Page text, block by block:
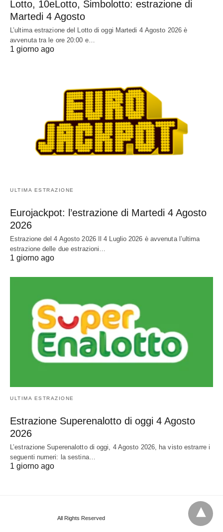
Lotto, 10eLotto, Simbolotto: estrazione di
Martedi 4 Agosto
L’ultima estrazione del Lotto di oggi Martedi 4 Agosto 2026 è
avvenuta tra le ore 20:00 e…
1 giorno ago
ULTIMA ESTRAZIONE
Eurojackpot: l’estrazione di Martedi 4 Agosto
2026
Estrazione del 4 Agosto 2026 Il 4 Luglio 2026 è avvenuta l’ultima
estrazione delle due estrazioni…
1 giorno ago
ULTIMA ESTRAZIONE
Estrazione Superenalotto di oggi 4 Agosto
2026
L’estrazione Superenalotto di oggi, 4 Agosto 2026, ha visto estrarre i
seguenti numeri: la sestina…
1 giorno ago
All Rights Reserved